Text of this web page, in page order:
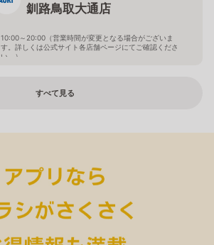
釧路鳥取大通店
10:00～20:00（営業時間が変更となる場合がございま
す。詳しくは公式サイト各店舗ページにてご確認くださ
い。）
すべて見る